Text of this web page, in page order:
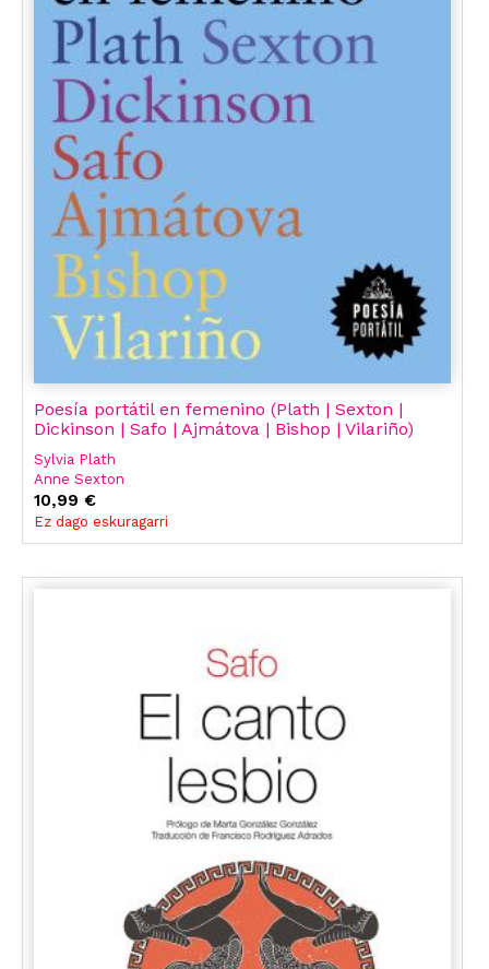
Poesía portátil en femenino (Plath | Sexton |
Dickinson | Safo | Ajmátova | Bishop | Vilariño)
Sylvia Plath
Anne Sexton
Emily Dickinson
Alejandra Pizarnik
Elizabeth Bishop
10,99 €
Ez dago eskuragarri